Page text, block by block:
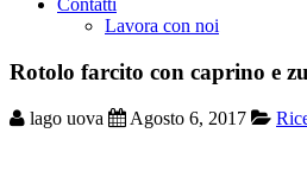
Contatti
Lavora con noi
Rotolo farcito con caprino e
lago uova Agosto 6, 2017